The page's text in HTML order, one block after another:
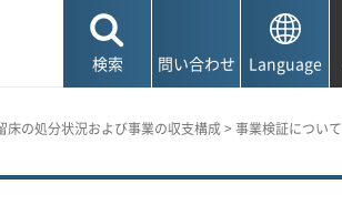
検索 問い合わせ Language
の処分状況および事業の収支構成> 事業検証について